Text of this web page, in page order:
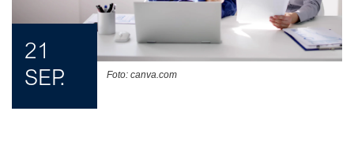
Foto: canva.com
21
SEP.